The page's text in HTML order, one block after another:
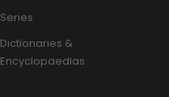
Series
Dictionaries &
Encyclopaedias